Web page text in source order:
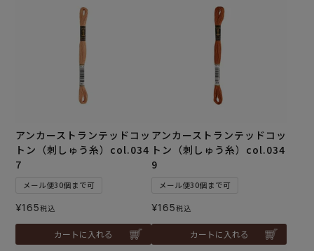
アンカーストランテッドコッ
トン（刺しゅう糸）col.034
7
メール便30個まで可
¥165税込
カートに入れる
アンカーストランテッドコッ
トン（刺しゅう糸）col.034
9
メール便30個まで可
¥165税込
カートに入れる